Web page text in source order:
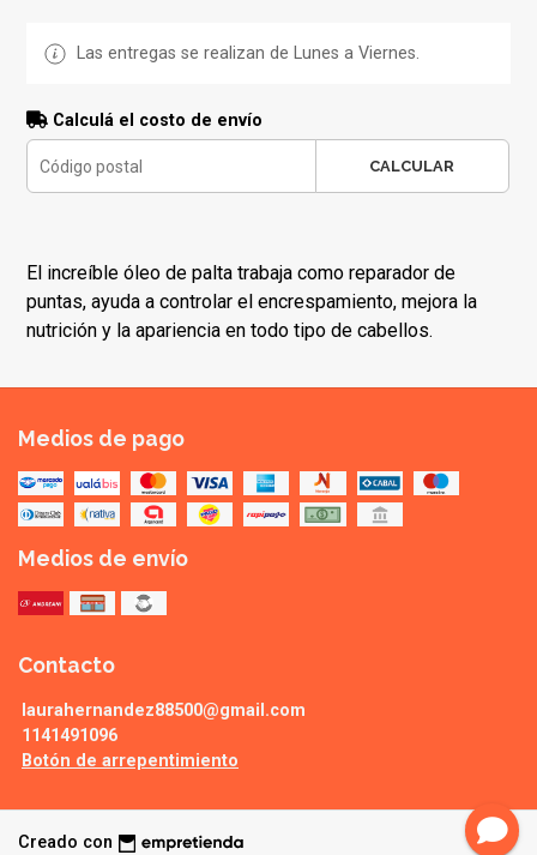
Las entregas se realizan de Lunes a Viernes.
Calculá el costo de envío
CALCULAR
El increíble óleo de palta trabaja como reparador de
puntas, ayuda a controlar el encrespamiento, mejora la
nutrición y la apariencia en todo tipo de cabellos.
Medios de pago
Medios de envío
Contacto
laurahernandez88500@gmail.com
1141491096
Botón de arrepentimiento
Creado con